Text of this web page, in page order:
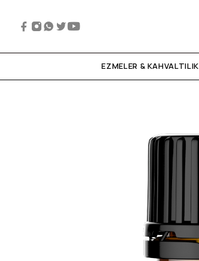
EZMELER & KAHVALTILIK